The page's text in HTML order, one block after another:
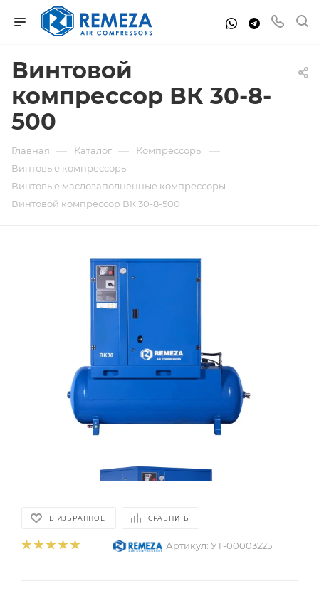
Винтовой
компрессор ВК 30-8-
500
Главная — Каталог — Компрессоры —
Винтовые компрессоры —
Винтовые маслозаполненные компрессоры —
Винтовой компрессор ВК 30-8-500
В ИЗБРАННОЕ СРАВНИТЬ
Артикул: УТ-00003225